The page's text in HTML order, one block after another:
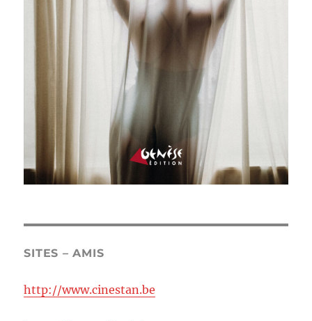
SITES – AMIS
http://www.cinestan.be